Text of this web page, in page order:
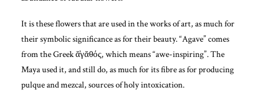
It is these flowers that are used in the works of art, as much for
their symbolic significance as for their beauty. “Agave” comes
from the Greek ᾰ̓γᾰθός, which means “awe-inspiring”. The
Maya used it, and still do, as much for its fibre as for producing
pulque and mezcal, sources of holy intoxication.